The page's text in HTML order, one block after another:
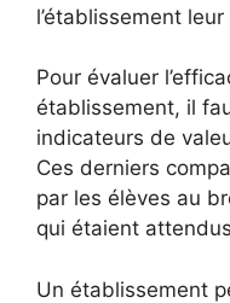
l’établissement
Pour évaluer
établissement, il
indicateurs de
Ces derniers
par les élèves au
qui étaient
Un établissement